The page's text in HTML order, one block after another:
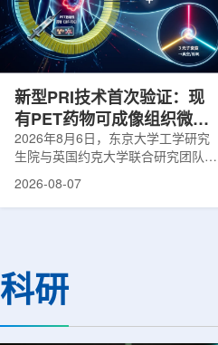
公司以智慧核医学物联系统为核心载
体，打通核医疗全产业链条，构建智
慧核医学系统+核药+装备+服务协同
发展模式，推动业务从单一产品供给
新型PRI技术首次验证：现
有PET药物可成像组织微环
境
2026年8月6日，东京大学工学研究
生院与英国约克大学联合研究团队宣
布，已建立一种利用正电子三光子衰
衰变的下一代核医学成像概念图目前
临床PET扫描主要利用正电子双光子
2026-08-07
科研